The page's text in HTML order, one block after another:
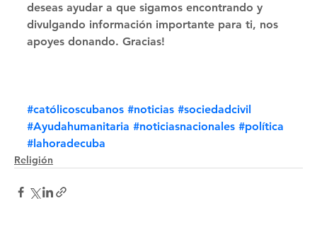
deseas ayudar a que sigamos encontrando y
divulgando información importante para ti, nos
apoyes donando. Gracias!
#católicoscubanos #noticias #sociedadcivil
#Ayudahumanitaria #noticiasnacionales #política
#lahoradecuba
Religión